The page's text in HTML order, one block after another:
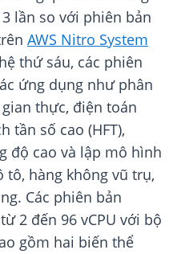
lần so với phiên bản
AWS Nitro System
thứ sáu, các phiên
ứng dụng như phân
thực, điện toán
tần số cao (HFT),
độ cao và lập mô hình
tô, hàng không vũ trụ,
Các phiên bản
2 đến 96 vCPU với bộ
gồm hai biến thể